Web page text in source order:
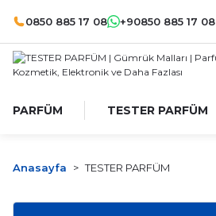
0850 885 17 08 +90850 885 17 08
PARFÜM TESTER PARFÜM
Anasayfa TESTER PARFÜM